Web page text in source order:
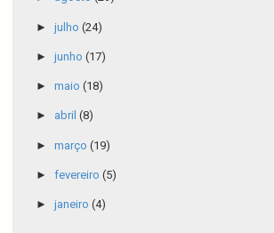
► julho (24)
► junho (17)
► maio (18)
► abril (8)
► março (19)
► fevereiro (5)
► janeiro (4)